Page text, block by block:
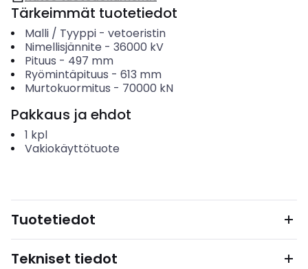
Tärkeimmät tuotetiedot
Malli / Tyyppi- vetoeristin
Nimellisjännite - 36000 kV
Pituus - 497 mm
Ryömintäpituus - 613 mm
Murtokuormitus - 70000 kN
Pakkaus ja ehdot
1 kpl
Vakiokäyttötuote
Tuotetiedot
Tekniset tiedot